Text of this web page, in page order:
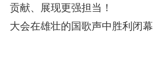
贡献、展现更强担当！
大会在雄壮的国歌声中胜利闭幕